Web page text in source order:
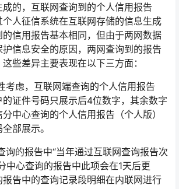
的，互联网查询到的个人信用报告
个人征信系统在互联网存储的信息生成
信用报告基本相同，但由于两网数据
信息安全的原因，两网查询到的报告
些差异主要表现在以下三方面：
考虑，互联网端查询的个人信用报告
的证件号码只展示后4位数字，其余数字
中心查询的个人信用报告（个人版）
部展示。
询的报告中“当年通过互联网查询报告次
中心查询的报告中此项会在1天后更
告中的查询记录段明细在内联网进行